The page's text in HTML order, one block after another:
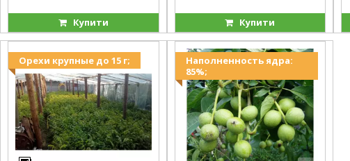
Купити Купити
Орехи крупные до 15 г;
Наполненность ядра:
85%;